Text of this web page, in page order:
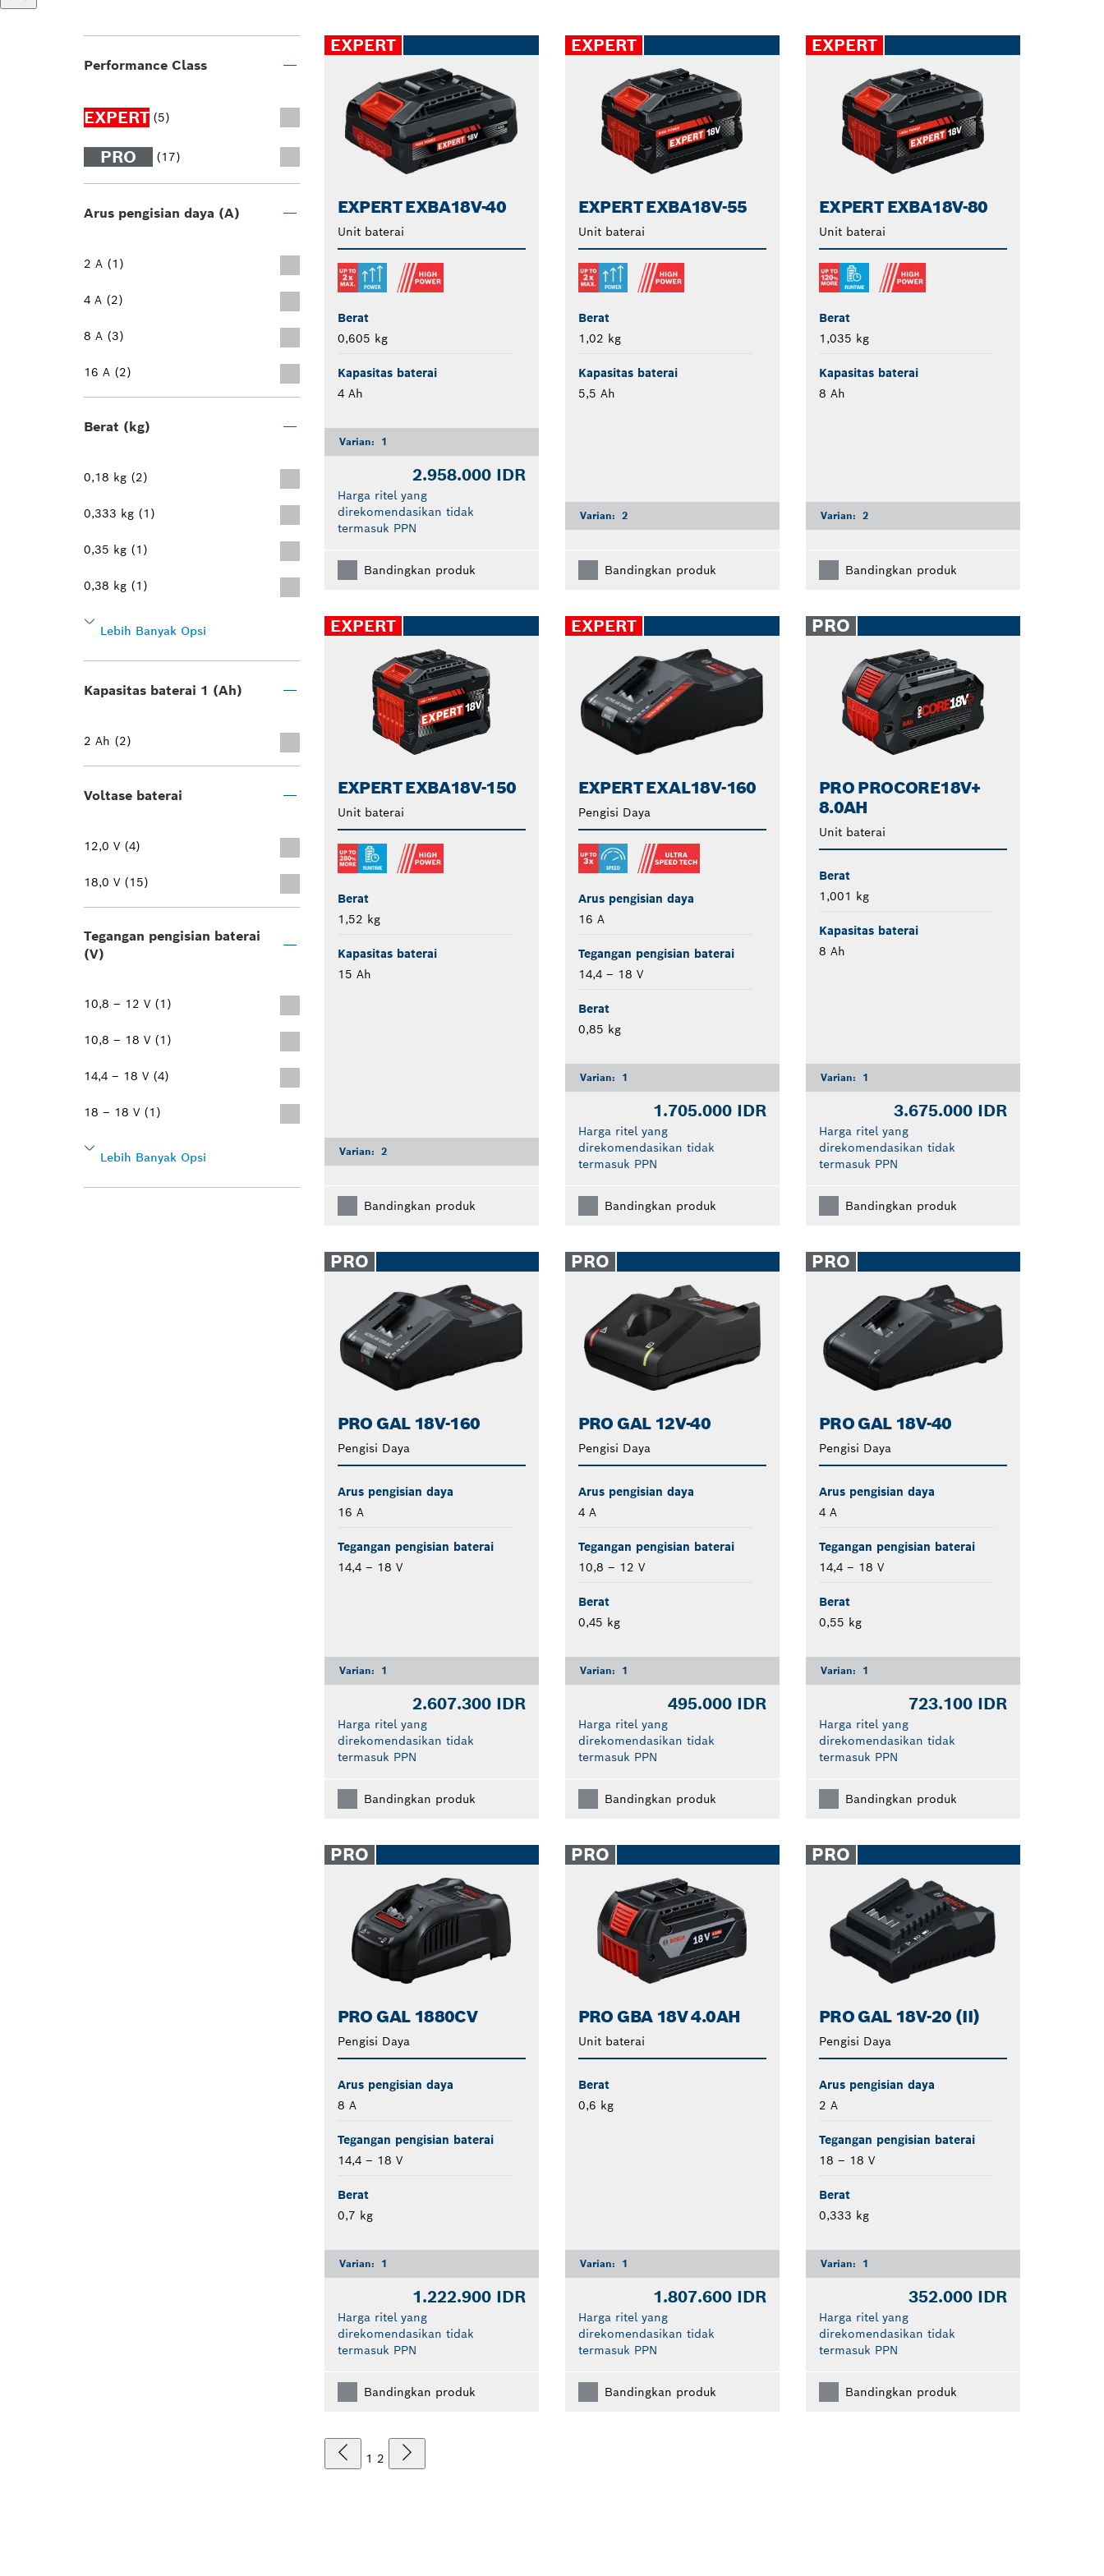
Performance Class
EXPERT (5)
PRO (17)
Arus pengisian daya (A)
2 A (1)
4 A (2)
8 A (3)
16 A (2)
Berat (kg)
0,18 kg (2)
0,333 kg (1)
0,35 kg (1)
0,38 kg (1)
Lebih Banyak Opsi
Kapasitas baterai 1 (Ah)
2 Ah (2)
Voltase baterai
12,0 V (4)
18,0 V (15)
Tegangan pengisian baterai
(V)
10,8 – 12 V (1)
10,8 – 18 V (1)
14,4 – 18 V (4)
18 – 18 V (1)
Lebih Banyak Opsi
EXPERT
EXPERT EXBA18V-40
Unit baterai
Berat
0,605 kg
Kapasitas baterai
4 Ah
Varian: 1
2.958.000 IDR
Harga ritel yang
direkomendasikan tidak
termasuk PPN
Bandingkan produk
EXPERT
EXPERT EXBA18V-55
Unit baterai
Berat
1,02 kg
Kapasitas baterai
5,5 Ah
Varian: 2
Bandingkan produk
EXPERT
EXPERT EXBA18V-80
Unit baterai
Berat
1,035 kg
Kapasitas baterai
8 Ah
Varian: 2
Bandingkan produk
EXPERT
EXPERT EXBA18V-150
Unit baterai
Berat
1,52 kg
Kapasitas baterai
15 Ah
Varian: 2
Bandingkan produk
EXPERT
EXPERT EXAL18V-160
Pengisi Daya
Arus pengisian daya
16 A
Tegangan pengisian baterai
14,4 – 18 V
Berat
0,85 kg
Varian: 1
1.705.000 IDR
Harga ritel yang
direkomendasikan tidak
termasuk PPN
Bandingkan produk
PRO
PRO PROCORE18V+
8.0AH
Unit baterai
Berat
1,001 kg
Kapasitas baterai
8 Ah
Varian: 1
3.675.000 IDR
Harga ritel yang
direkomendasikan tidak
termasuk PPN
Bandingkan produk
PRO
PRO GAL 18V-160
Pengisi Daya
Arus pengisian daya
16 A
Tegangan pengisian baterai
14,4 – 18 V
Varian: 1
2.607.300 IDR
Harga ritel yang
direkomendasikan tidak
termasuk PPN
Bandingkan produk
PRO
PRO GAL 12V-40
Pengisi Daya
Arus pengisian daya
4 A
Tegangan pengisian baterai
10,8 – 12 V
Berat
0,45 kg
Varian: 1
495.000 IDR
Harga ritel yang
direkomendasikan tidak
termasuk PPN
Bandingkan produk
PRO
PRO GAL 18V-40
Pengisi Daya
Arus pengisian daya
4 A
Tegangan pengisian baterai
14,4 – 18 V
Berat
0,55 kg
Varian: 1
723.100 IDR
Harga ritel yang
direkomendasikan tidak
termasuk PPN
Bandingkan produk
PRO
PRO GAL 1880CV
Pengisi Daya
Arus pengisian daya
8 A
Tegangan pengisian baterai
14,4 – 18 V
Berat
0,7 kg
Varian: 1
1.222.900 IDR
Harga ritel yang
direkomendasikan tidak
termasuk PPN
Bandingkan produk
PRO
PRO GBA 18V 4.0AH
Unit baterai
Berat
0,6 kg
Varian: 1
1.807.600 IDR
Harga ritel yang
direkomendasikan tidak
termasuk PPN
Bandingkan produk
PRO
PRO GAL 18V-20 (II)
Pengisi Daya
Arus pengisian daya
2 A
Tegangan pengisian baterai
18 – 18 V
Berat
0,333 kg
Varian: 1
352.000 IDR
Harga ritel yang
direkomendasikan tidak
termasuk PPN
Bandingkan produk
1 2